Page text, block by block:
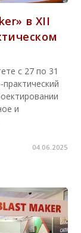
в XII
с 27 по 31
и
04.06.2025